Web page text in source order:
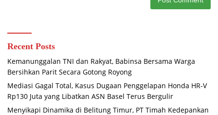
Recent Posts
Kemanunggalan TNI dan Rakyat, Babinsa Bersama Warga
Bersihkan Parit Secara Gotong Royong
Mediasi Gagal Total, Kasus Dugaan Penggelapan Honda HR-V
Rp130 Juta yang Libatkan ASN Basel Terus Bergulir
Menyikapi Dinamika di Belitung Timur, PT Timah Kedepankan